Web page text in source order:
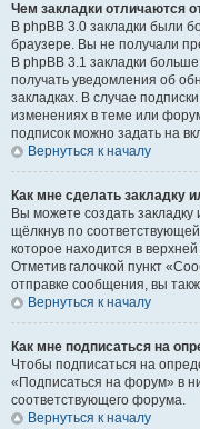
Чем закладки отличаются
В phpBB 3.0 закладки были
браузере. Вы не получали
В phpBB 3.1 закладки
получать уведомления об
закладках. В случае
изменениях в теме или
подписок можно задать на
Вернуться к началу
Как мне сделать закладку
Вы можете создать
щёлкнув по
которое находится в
Отметив галочкой пункт
отправке сообщения, вы
Вернуться к началу
Как мне подписаться на
Чтобы подписаться на
«Подписаться на форум» в
соответствующего форума.
Вернуться к началу